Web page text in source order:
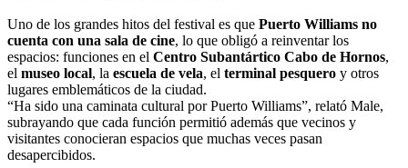
Uno de los grandes hitos del festival es que Puerto Williams no
cuenta con una sala de cine, lo que obligó a reinventar los
espacios: funciones en el Centro Subantártico Cabo de Hornos,
el museo local, la escuela de vela, el terminal pesquero y otros
lugares emblemáticos de la ciudad.
“Ha sido una caminata cultural por Puerto Williams”, relató Male,
subrayando que cada función permitió además que vecinos y
visitantes conocieran espacios que muchas veces pasan
desapercibidos.